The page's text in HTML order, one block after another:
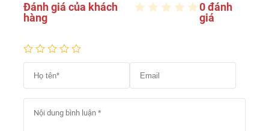
Đánh giá của khách
hàng
0 đánh
giá